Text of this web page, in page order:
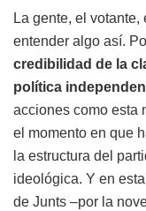
La gente, el
entender algo así.
credibilidad de la
política
acciones como esta
el momento en que
la estructura del
ideológica. Y en
de Junts –por la